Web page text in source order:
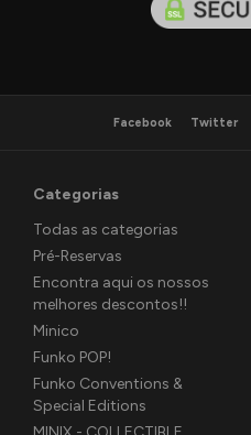
Facebook Twitter
Categorias
Todas as categorias
Pré-Reservas
Encontra aqui os nossos
melhores descontos!!
Minico
Funko POP!
Funko Conventions &
Special Editions